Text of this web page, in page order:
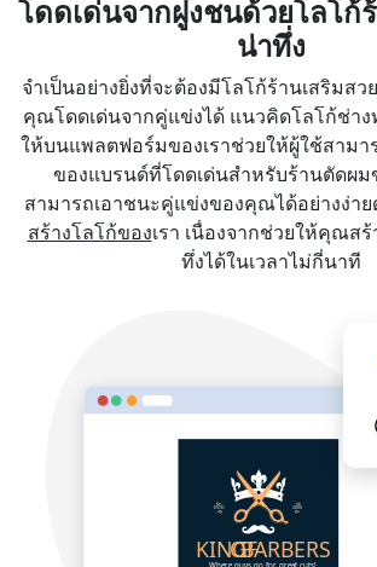
โดดเด่นจากฝูงชนด้วยโลโก้
น่าทึ่ง
จำเป็นอย่างยิ่งที่จะต้องมีโลโก้ร้านเสริมส
คุณโดดเด่นจากคู่แข่งได้ แนวคิดโลโก้ช่า
ให้บนแพลตฟอร์มของเราช่วยให้ผู้ใช้สาม
ของแบรนด์ที่โดดเด่นสำหรับร้านตัดผ
สามารถเอาชนะคู่แข่งของคุณได้อย่างง่าย
สร้างโลโก้ของเรา เนื่องจากช่วยให้คุณ
ทึ่งได้ในเวลาไม่กี่นาที